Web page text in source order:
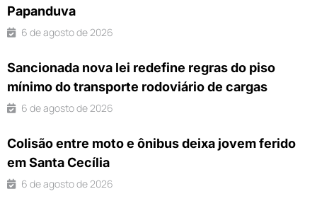
Papanduva
6 de agosto de 2026
Sancionada nova lei redefine regras do piso
mínimo do transporte rodoviário de cargas
6 de agosto de 2026
Colisão entre moto e ônibus deixa jovem ferido
em Santa Cecília
6 de agosto de 2026